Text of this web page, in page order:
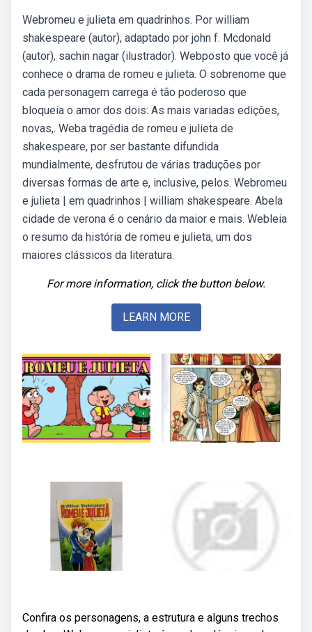
Webromeu e julieta em quadrinhos. Por william
shakespeare (autor), adaptado por john f. Mcdonald
(autor), sachin nagar (ilustrador). Webposto que você já
conhece o drama de romeu e julieta. O sobrenome que
cada personagem carrega é tão poderoso que
bloqueia o amor dos dois: As mais variadas edições,
novas,. Weba tragédia de romeu e julieta de
shakespeare, por ser bastante difundida
mundialmente, desfrutou de várias traduções por
diversas formas de arte e, inclusive, pelos. Webromeu
e julieta | em quadrinhos | william shakespeare. Abela
cidade de verona é o cenário da maior e mais. Webleia
o resumo da história de romeu e julieta, um dos
maiores clássicos da literatura.
For more information, click the button below.
LEARN MORE
Confira os personagens, a estrutura e alguns trechos